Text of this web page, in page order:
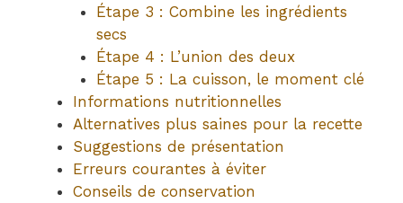
Étape 3 : Combine les ingrédients
secs
Étape 4 : L’union des deux
Étape 5 : La cuisson, le moment clé
Informations nutritionnelles
Alternatives plus saines pour la recette
Suggestions de présentation
Erreurs courantes à éviter
Conseils de conservation